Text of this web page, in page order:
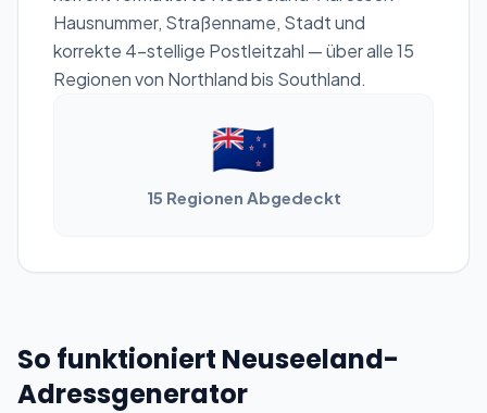
Hausnummer, Straßenname, Stadt und
korrekte 4-stellige Postleitzahl — über alle 15
Regionen von Northland bis Southland.
🇳🇿
15 Regionen Abgedeckt
So funktioniert Neuseeland-
Adressgenerator